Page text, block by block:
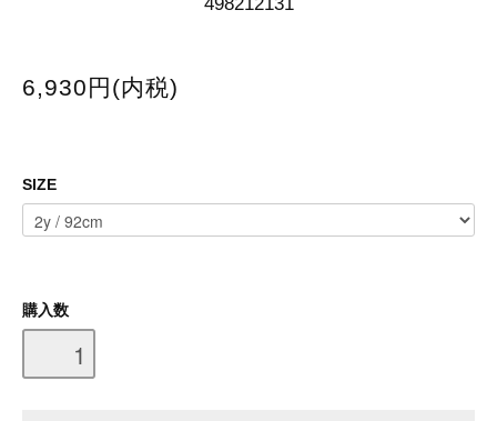
6,930円(内税)
SIZE
購入数